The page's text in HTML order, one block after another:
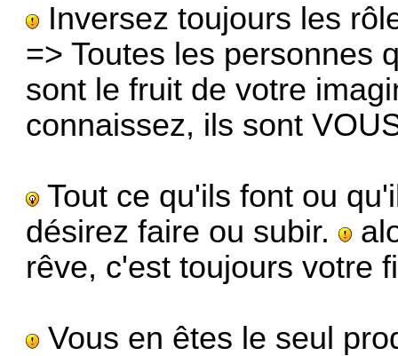
Inversez toujours les
=> Toutes les personnes
sont le fruit de votre
connaissez, ils sont
Tout ce qu'ils font ou
désirez faire ou subir.
rêve, c'est toujours votre
Vous en êtes le seul